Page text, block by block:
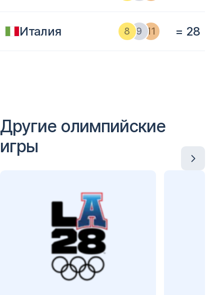
Италия 8 9 11 = 28
Другие олимпийские
игры